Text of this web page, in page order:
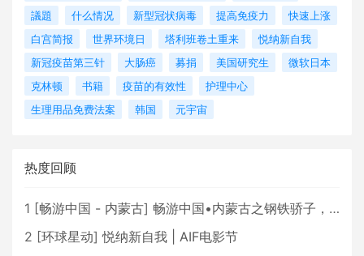
議題
什么情况 新型冠状病毒 提高免疫力
快速上涨
白宫简报
世界环境日 塔利班卷土重来
悦纳新自我
新冠疫苗第三针
大肠癌 募捐 美国研究生
微软日本
克林顿
书籍 疫苗的有效性
护理中心
生理用品免费法案
韩国 元宇宙
热度回顾
1 [畅游中国 - 内蒙古] 畅游中国•内蒙古之钢铁骄子，魅力包头
2 [环球星动] 悦纳新自我 | AIF电影节